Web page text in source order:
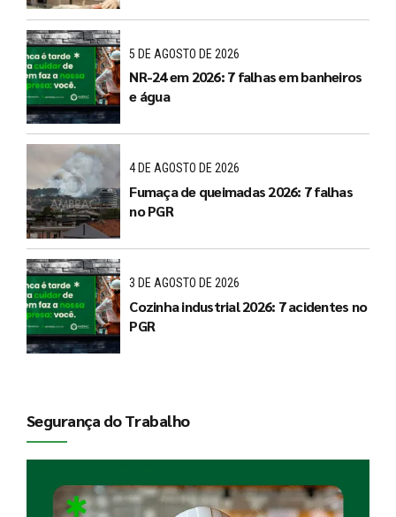
5 DE AGOSTO DE 2026
NR-24 em 2026: 7 falhas em banheiros
e água
4 DE AGOSTO DE 2026
Fumaça de queimadas 2026: 7 falhas
no PGR
3 DE AGOSTO DE 2026
Cozinha industrial 2026: 7 acidentes no
PGR
Segurança do Trabalho